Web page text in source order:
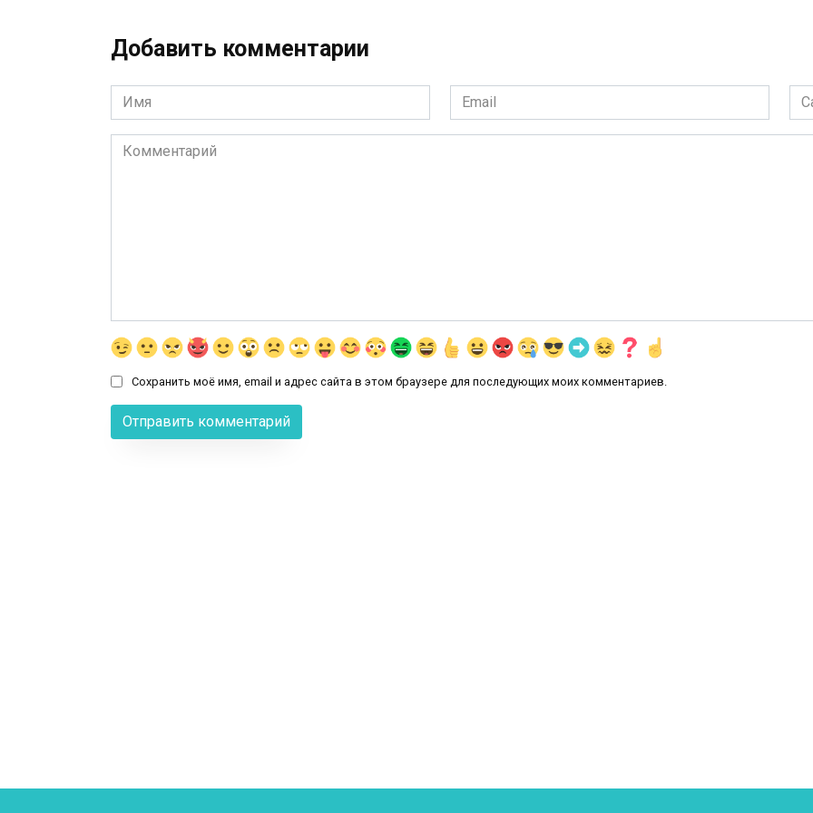
Добавить комментарии
Имя
*
Email
*
Комментарий
Сохранить моё имя, email и адрес сайта в этом браузере для последующих моих комментариев.